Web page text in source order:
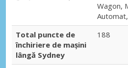
Wagon,
Total puncte de
închiriere de mașini
lângă Sydney
188